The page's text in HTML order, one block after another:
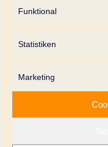
Funktional
Statistiken
Marketing
Purpose von innen
kann. ​Er kann nur im
dann verbalisiert und
ein Unternehmen